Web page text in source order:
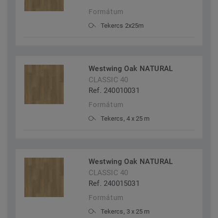
Formátum
Tekercs 2x25m
Westwing Oak NATURAL
CLASSIC 40
Ref. 240010031
Formátum
Tekercs, 4 x 25 m
Westwing Oak NATURAL
CLASSIC 40
Ref. 240015031
Formátum
Tekercs, 3 x 25 m